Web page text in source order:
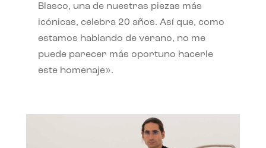
Blasco, una de nuestras piezas más
icónicas, celebra 20 años. Así que, como
estamos hablando de verano, no me
puede parecer más oportuno hacerle
este homenaje».